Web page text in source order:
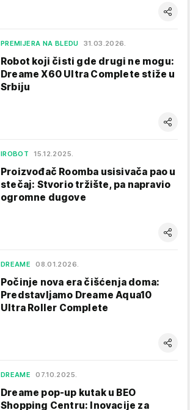
PREMIJERA NA BLEDU 31.03.2026.
Robot koji čisti gde drugi ne mogu:
Dreame X60 Ultra Complete stiže u
Srbiju
IROBOT 15.12.2025.
Proizvođač Roomba usisivača pao u
stečaj: Stvorio tržište, pa napravio
ogromne dugove
DREAME 08.01.2026.
Počinje nova era čišćenja doma:
Predstavljamo Dreame Aqua10
Ultra Roller Complete
DREAME 07.10.2025.
Dreame pop-up kutak u BEO
Shopping Centru: Inovacije za